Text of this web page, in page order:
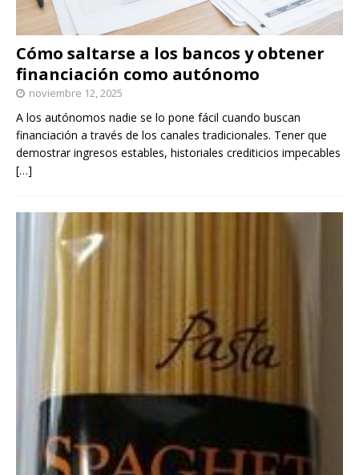
Cómo saltarse a los bancos y obtener
financiación como autónomo
noviembre 12, 2025
A los autónomos nadie se lo pone fácil cuando buscan
financiación a través de los canales tradicionales. Tener que
demostrar ingresos estables, historiales crediticios impecables
[…]